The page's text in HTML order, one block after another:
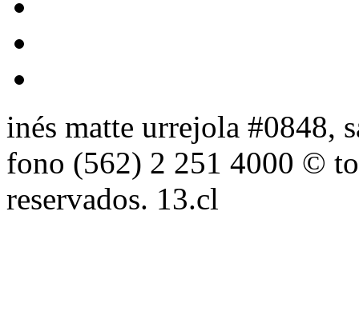
inés matte urrejola #0848,
fono (562) 2 251 4000 ©
reservados. 13.cl